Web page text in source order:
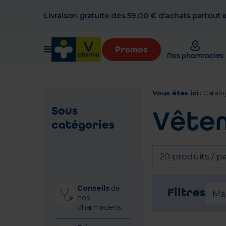
Livraison gratuite dès 59,00 € d’achats partout
Promos
Nos pharmacies
Sous
catégories
Conseilsde
nos
pharmaciens
Vous êtes ici :
20 produits /
Filtres